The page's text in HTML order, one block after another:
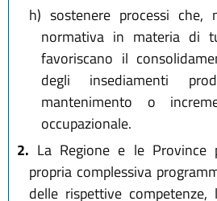
h) sostenere processi che,
normativa in materia di
favoriscano il
degli insediamenti
mantenimento o
occupazionale.
2. La Regione e le Province
propria complessiva
delle rispettive